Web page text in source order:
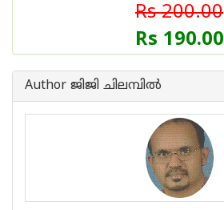
Rs 200.00
Rs 190.00
Author ജിജി ചിലമ്പില്‍